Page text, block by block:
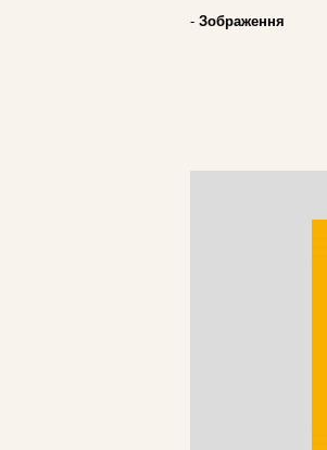
- Зображення